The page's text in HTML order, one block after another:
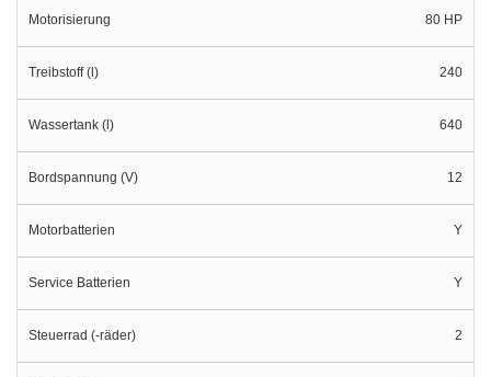
Motorisierung 80 HP
Treibstoff (l) 240
Wassertank (l) 640
Bordspannung (V) 12
Motorbatterien Y
Service Batterien Y
Steuerrad (-räder) 2